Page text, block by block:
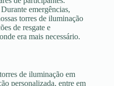
Durante emergências,
torres de iluminação
de resgate e
era mais necessário.
de iluminação em
personalizada, entre em